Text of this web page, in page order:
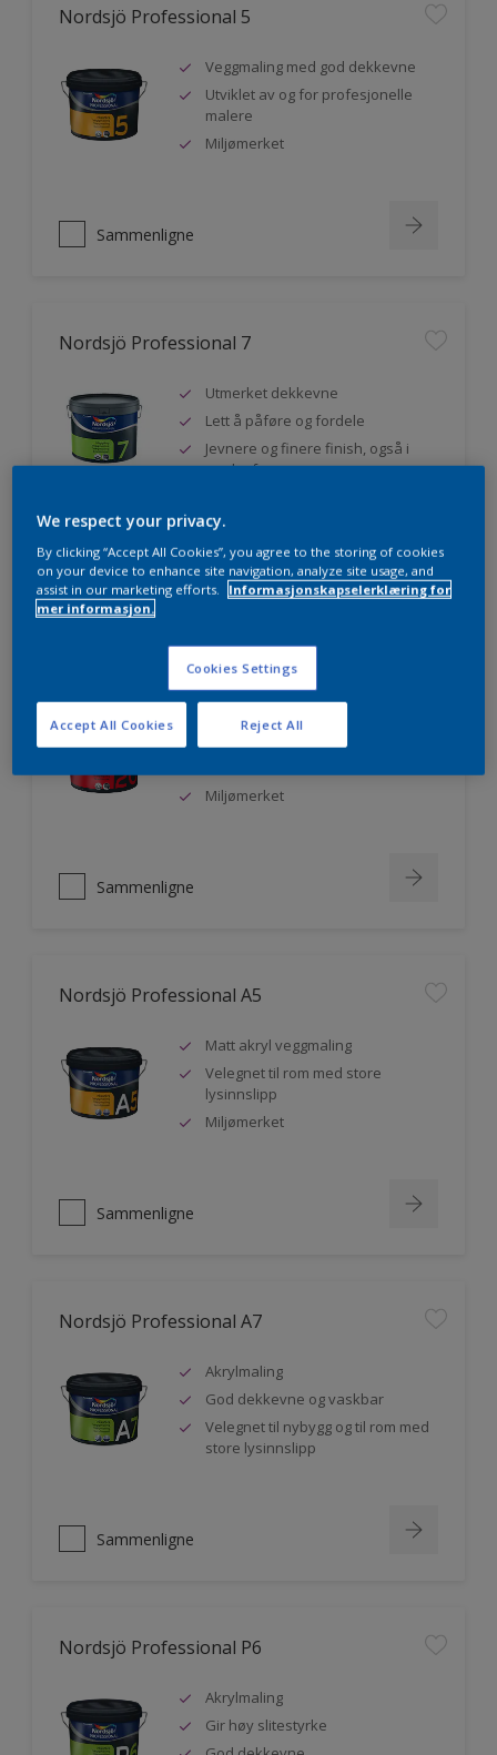
Nordsjö Professional 5
Veggmaling med god dekkevne
Utviklet av og for profesjonelle
malere
Miljømerket
Sammenligne
Nordsjö Professional 7
Utmerket dekkevne
Lett å påføre og fordele
Jevnere og finere finish, også i
mørke farger
Sammenligne
Nordsjö Professional 20
Veggmaling med god dekkevne
Utviklet av og for profesjonelle
Miljømerket
Sammenligne
Nordsjö Professional A5
Matt akryl veggmaling
Velegnet til rom med store
lysinnslipp
Miljømerket
Sammenligne
Nordsjö Professional A7
Akrylmaling
God dekkevne og vaskbar
Velegnet til nybygg og til rom med
store lysinnslipp
Sammenligne
Nordsjö Professional P6
Akrylmaling
Gir høy slitestyrke
We respect your privacy.
By clicking “Accept All Cookies”, you agree to the storing of cookies
on your device to enhance site navigation, analyze site usage, and
assist in our marketing efforts.
Informasjonskapselerklæring for
mer informasjon.
Cookies Settings
Reject All
Accept All Cookies